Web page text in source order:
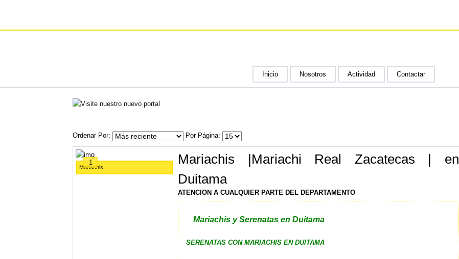
Inicio Nosotros Actividad Contactar
Ordenar Por Por Página
1
Mariachis
Mariachis |Mariachi Real Zacatecas | en
Duitama
ATENCION A CUALQUIER PARTE DEL DEPARTAMENTO
Mariachis y Serenatas en Duitama
SERENATAS CON MARIACHIS EN DUITAMA